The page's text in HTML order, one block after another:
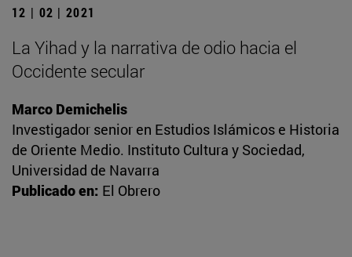
12 | 02 | 2021
La Yihad y la narrativa de odio hacia el
Occidente secular
Marco Demichelis
Investigador senior en Estudios Islámicos e Historia
de Oriente Medio. Instituto Cultura y Sociedad,
Universidad de Navarra
Publicado en: El Obrero